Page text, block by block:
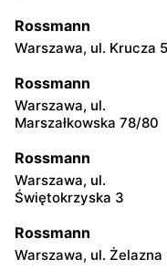
Rossmann
Warszawa, ul. Krucza
Rossmann
Warszawa, ul.
Marszałkowska 78/80
Rossmann
Warszawa, ul.
Świętokrzyska 3
Rossmann
Warszawa, ul. Żelazna